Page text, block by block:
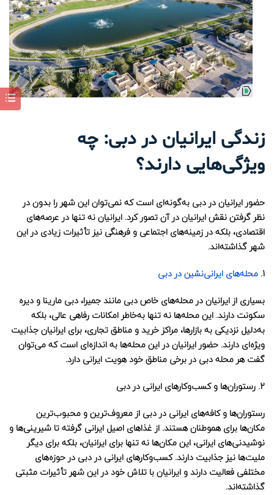
زندگی ایرانیان در دبی: چه
ویژگی‌هایی دارند؟
حضور ایرانیان در دبی به‌گونه‌ای است که نمی‌توان این شهر را بدون در
نظر گرفتن نقش ایرانیان در آن تصور کرد. ایرانیان نه تنها در عرصه‌های
اقتصادی، بلکه در زمینه‌های اجتماعی و فرهنگی نیز تأثیرات زیادی در این
شهر گذاشته‌اند.
1. محله‌های ایرانی‌نشین در دبی
بسیاری از ایرانیان در محله‌های خاص دبی مانندجمیرا، دبی مارینا و دیره
سکونت دارند. این محله‌ها نه تنها به‌خاطر امکانات رفاهی عالی، بلکه
به‌دلیل نزدیکی به بازارها، مراکز خرید و مناطق تجاری، برای ایرانیان جذابیت
ویژه‌ای دارند. حضور ایرانیان در این محله‌ها به اندازه‌ای است که می‌توان
گفت هر محله دبی در برخی مناطق خود هویت ایرانی دارد.
2. رستوران‌ها و کسب‌وکارهای ایرانی در دبی
رستوران‌ها و کافه‌های ایرانی در دبی از معروف‌ترین و محبوب‌ترین
مکان‌ها برای هموطنان هستند. از غذاهای اصیل ایرانی گرفته تا شیرینی‌ها و
نوشیدنی‌های ایرانی، این مکان‌ها نه تنها برای ایرانیان، بلکه برای دیگر
ملیت‌ها نیز جذابیت دارند. کسب‌وکارهای ایرانی در دبی در حوزه‌های
مختلفی فعالیت دارند و ایرانیان با تلاش خود در این شهر تأثیرات مثبتی
گذاشته‌اند.